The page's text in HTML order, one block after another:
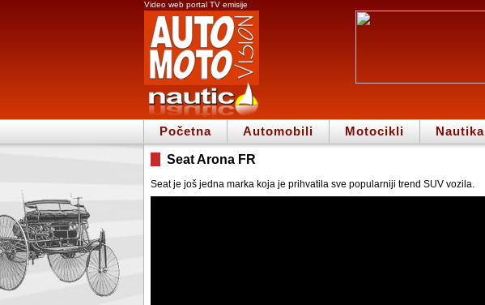
Video web portal TV emisije
Početna Automobili Motocikli Nautika
Seat Arona FR
Seat je još jedna marka koja je prihvatila sve popularniji trend SUV vozila.